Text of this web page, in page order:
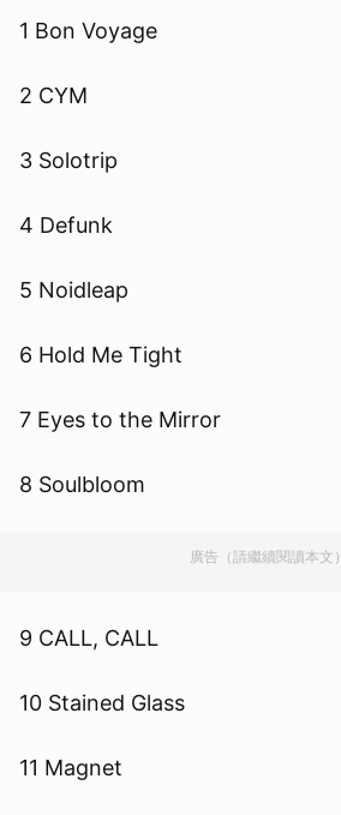
1 Bon Voyage
2 CYM
3 Solotrip
4 Defunk
5 Noidleap
6 Hold Me Tight
7 Eyes to the Mirror
8 Soulbloom
廣告（請繼續閱讀本文）
9 CALL, CALL
10 Stained Glass
11 Magnet